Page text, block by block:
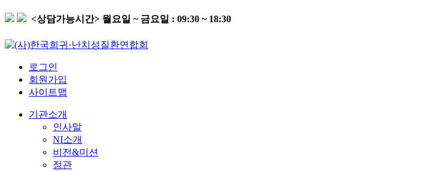
<상담가능시간> 월요일 ~ 금요일 : 09:30 ~ 18:30
로그인
회원가입
사이트맵
기관소개
인사말
NI소개
비전&미션
정관